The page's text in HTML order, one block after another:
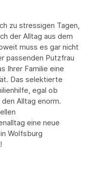
zu stressigen Tagen,
der Alltag aus dem
muss es gar nicht
passenden Putzfrau
Ihrer Familie eine
Das selektierte
egal ob
Alltag enorm.
eine neue
Wolfsburg